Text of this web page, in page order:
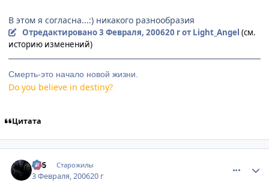
В этом я согласна...:) никакого разнообразия
Отредактировано3 Февраля, 200620 гот Light_Angel (см.
историю изменений)
Смерть-это начало новой жизни.
Do you believe in destiny?
Цитата
666 Старожилы
3 Февраля, 200620 г